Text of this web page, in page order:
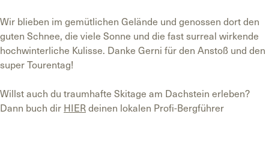
Wir blieben im gemütlichen Gelände und genossen dort den
guten Schnee, die viele Sonne und die fast surreal wirkende
hochwinterliche Kulisse. Danke Gerni für den Anstoß und den
super Tourentag!
Willst auch du traumhafte Skitage am Dachstein erleben?
Dann buch dir HIERdeinen lokalen Profi-Bergführer